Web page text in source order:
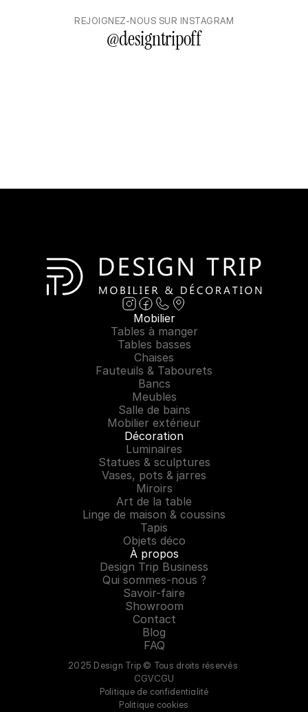
REJOIGNEZ-NOUS SUR INSTAGRAM
@designtripoff
Mobilier
Tables à manger
Tables basses
Chaises
Fauteuils & Tabourets
Bancs
Meubles
Salle de bains
Mobilier extérieur
Décoration
Luminaires
Statues & sculptures
Vases, pots & jarres
Miroirs
Art de la table
Linge de maison & coussins
Tapis
Objets déco
À propos
Design Trip Business
Qui sommes-nous ?
Savoir-faire
Showroom
Contact
Blog
FAQ
2025 Design Trip © Tous droits réservés
CGVCGU
Politique de confidentialité
Politique cookies